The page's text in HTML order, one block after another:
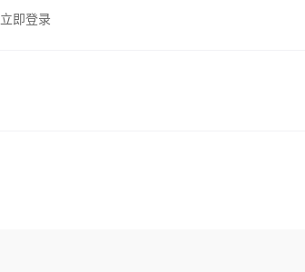
立即登录